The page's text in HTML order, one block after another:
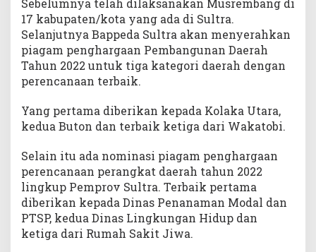
Sebelumnya telah dilaksanakan Musrembang di
17 kabupaten/kota yang ada di Sultra.
Selanjutnya Bappeda Sultra akan menyerahkan
piagam penghargaan Pembangunan Daerah
Tahun 2022 untuk tiga kategori daerah dengan
perencanaan terbaik.
Yang pertama diberikan kepada Kolaka Utara,
kedua Buton dan terbaik ketiga dari Wakatobi.
Selain itu ada nominasi piagam penghargaan
perencanaan perangkat daerah tahun 2022
lingkup Pemprov Sultra. Terbaik pertama
diberikan kepada Dinas Penanaman Modal dan
PTSP, kedua Dinas Lingkungan Hidup dan
ketiga dari Rumah Sakit Jiwa.